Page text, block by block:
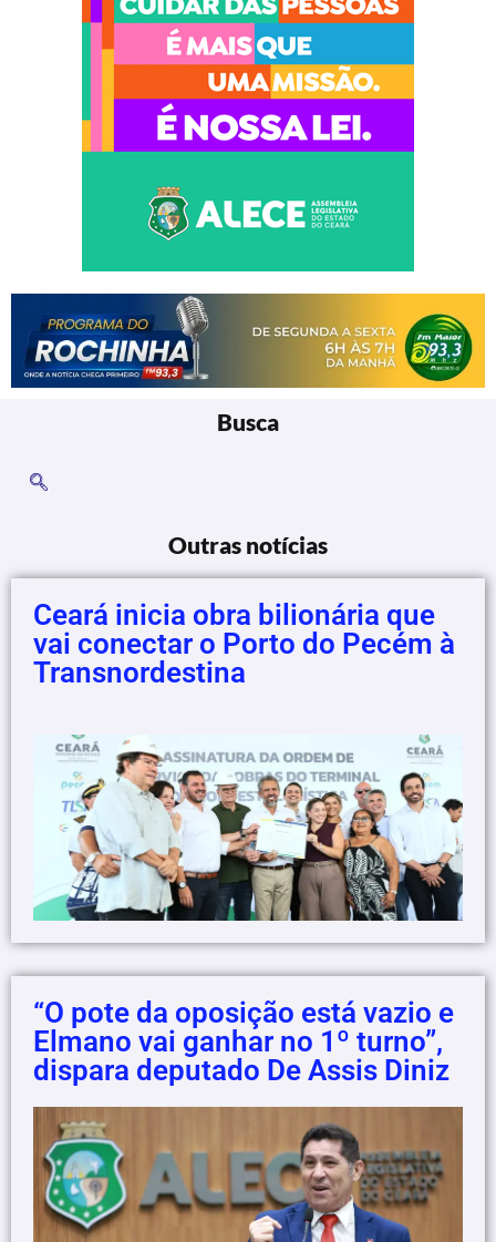
Busca
Outras notícias
Ceará inicia obra bilionária que
vai conectar o Porto do Pecém à
Transnordestina
“O pote da oposição está vazio e
Elmano vai ganhar no 1º turno”,
dispara deputado De Assis Diniz